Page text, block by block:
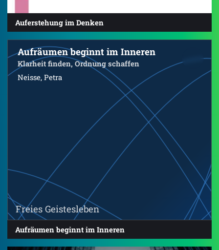
Auferstehung im Denken
Aufräumen beginnt im Inneren
Klarheit finden, Ordnung schaffen
Neisse, Petra
Freies Geistesleben
Aufräumen beginnt im Inneren